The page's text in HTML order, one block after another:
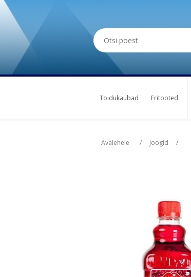
Toidukaubad Eritooted
Avalehele / Joogid /